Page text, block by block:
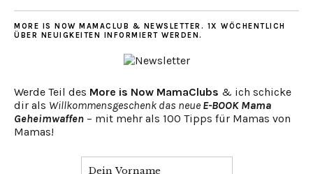
MORE IS NOW MAMACLUB & NEWSLETTER. 1X WÖCHENTLICH
ÜBER NEUIGKEITEN INFORMIERT WERDEN.
Werde Teil des More is Now MamaClubs & ich schicke
dir als Willkommensgeschenk das neue E-BOOK Mama
Geheimwaffen – mit mehr als 100 Tipps für Mamas von
Mamas!